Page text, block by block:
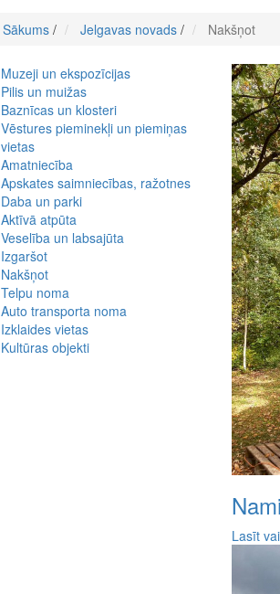
Sākums / Jelgavas novads / Nakšņot
Muzeji un ekspozīcijas
Pilis un muižas
Baznīcas un klosteri
Vēstures pieminekļi un piemiņas
vietas
Amatniecība
Apskates saimniecības, ražotnes
Daba un parki
Aktīvā atpūta
Veselība un labsajūta
Izgaršot
Nakšņot
Telpu noma
Auto transporta noma
Izklaides vietas
Kultūras objekti
Lasīt